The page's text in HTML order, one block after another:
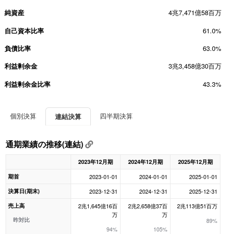
純資産
4兆7,471億58百万
自己資本比率
61.0%
負債比率
63.0%
利益剰余金
3兆3,458億30百万
利益剰余金比率
43.3%
個別決算 連結決算 四半期決算
通期業績の推移(連結)
2023年12月期 2024年12月期
2025年12月期
期首
2023-01-01 2024-01-01 2025-01-01
決算日(期末) 2023-12-31 2024-12-31 2025-12-31
売上高
昨対比
2兆1,645億16百
万
94%
2兆2,658億37百
万
105%
2兆113億51百万
89%